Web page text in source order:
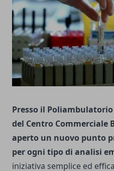
Presso il
del Centro Commerciale
aperto un nuovo punto
per ogni tipo di analisi
iniziativa semplice ed